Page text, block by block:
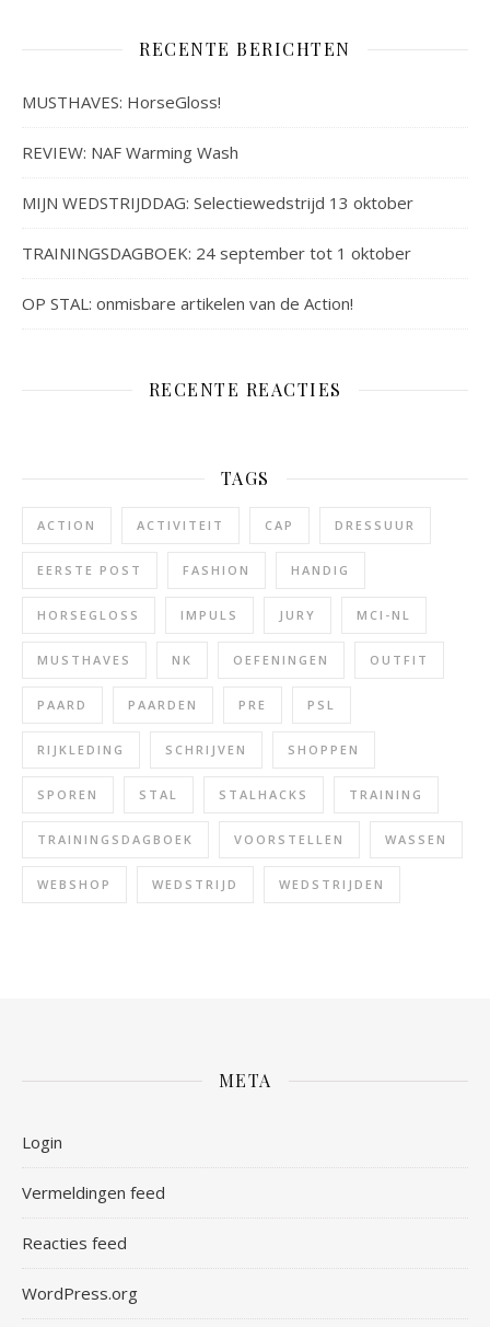
RECENTE BERICHTEN
MUSTHAVES: HorseGloss!
REVIEW: NAF Warming Wash
MIJN WEDSTRIJDDAG: Selectiewedstrijd 13 oktober
TRAININGSDAGBOEK: 24 september tot 1 oktober
OP STAL: onmisbare artikelen van de Action!
RECENTE REACTIES
TAGS
ACTION ACTIVITEIT CAP DRESSUUR
EERSTE POST FASHION HANDIG
HORSEGLOSS IMPULS JURY MCI-NL
MUSTHAVES NK OEFENINGEN OUTFIT
PAARD PAARDEN PRE PSL
RIJKLEDING SCHRIJVEN SHOPPEN
SPOREN STAL STALHACKS TRAINING
TRAININGSDAGBOEK VOORSTELLEN WASSEN
WEBSHOP WEDSTRIJD WEDSTRIJDEN
META
Login
Vermeldingen feed
Reacties feed
WordPress.org